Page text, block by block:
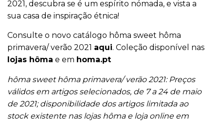
2021, descubra se é um espírito nómada, e vista a
sua casa de inspiração étnica!
Consulte o novo catálogo hôma sweet hôma
primavera/ verão 2021 aqui. Coleção disponível nas
lojas hôma e em homa.pt
hôma sweet hôma primavera/ verão 2021: Preços
válidos em artigos selecionados, de 7 a 24 de maio
de 2021; disponibilidade dos artigos limitada ao
stock existente nas lojas hôma e loja online em